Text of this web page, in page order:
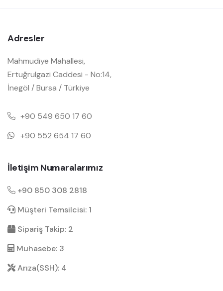
Adresler
Mahmudiye Mahallesi,
Ertuğrulgazi Caddesi - No:14,
İnegöl / Bursa / Türkiye
+90 549 650 17 60
+90 552 654 17 60
İletişim Numaralarımız
+90 850 308 2818
Müşteri Temsilcisi: 1
Sipariş Takip: 2
Muhasebe: 3
Arıza(SSH): 4